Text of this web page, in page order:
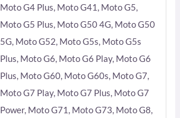
Moto G4 Plus, Moto G41, Moto G5,
Moto G5 Plus, Moto G50 4G, Moto G50
5G, Moto G52, Moto G5s, Moto G5s
Plus, Moto G6, Moto G6 Play, Moto G6
Plus, Moto G60, Moto G60s, Moto G7,
Moto G7 Play, Moto G7 Plus, Moto G7
Power, Moto G71, Moto G73, Moto G8,